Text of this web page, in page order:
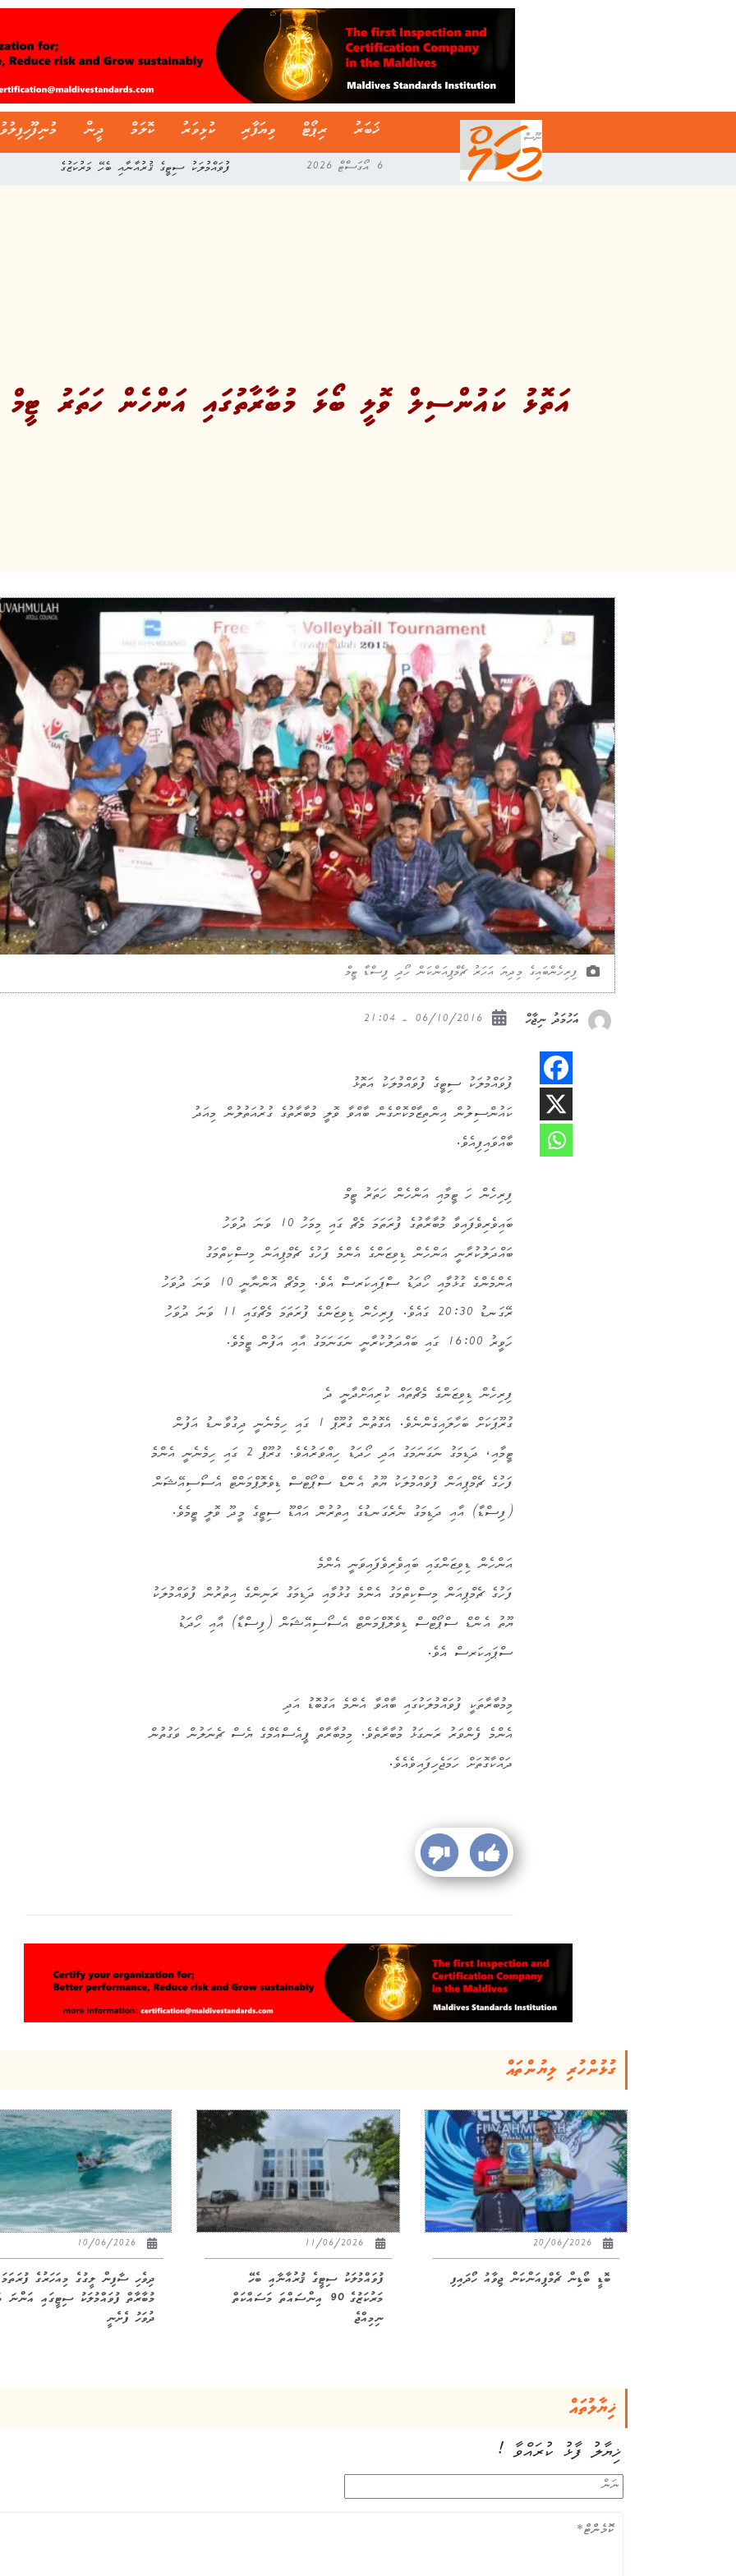
ޚަބަރު ރިޕޯޓް ވިޔަފާރި ކުޅިވަރު ކޮލަމް ދީން
6 އޯގަސްޓް 2026 ފުވައްމުލަކު ސިޓީގެ ޤުރުއާނާއި ބެހޭ މަރުކަޒުގެ
އަތޮޅު ކައުންސިލް ވޮލީ ބޯޅަ މުބާރާތުގައި އަންހެން ހަތަރު
ފިރިހެންބައިގެ މިދިޔަ އަހަރު ޗެމްޕިއަންކަން ހޯދި ފިސްޑާ ޓީމް
އަހުމަދު ނިޖާހް
ފުވައްމުލަކު ސިޓީގެ ފުވައްމުލަކު އަތޮޅު
ކައުންސިލުން އިންތިޒާމްކޮށްގެން ބާއްވާ ވޮލީ މުބާރާތުގެ ގުރުއަތުލުން މިއަދު
ބާއްވައިފިއެވެ.
ފިރިހެން ހަ ޓީމާއި އަންހެން ހަތަރު ޓީމް
ބައިވެރިވެފައިވާ މުބާރާތުގެ ފުރަތަމަ މެޗް ގައި މިމަހު 10 ވަނަ ދުވަހު
ބައްދަލުކުރާނީ އަންހެން ޑިވިޒަންގެ އެންމެ ފަހުގެ ޗެމްޕިއަން މިސްކިތްމަގު
އެންމެންގެ ގުޅުމާއި ހޯދަޑު ސްޕައިކަރސް އެވެ. މިމެޗް އޮންނާނީ 10 ވަނަ ދުވަހު
ރޭގަނޑު 20:30 ގައެވެ. ފިރިހެން ޑިވިޒަންގެ ފުރަތަމަ މެޗްގައި 11 ވަނަ ދުވަހު
ހަވީރު 16:00 ގައި ބައްދަލުކުރާނީ ނަގަނަމަގު އާއި އަފުން ޓީމެވެ.
ފިރިހެން ޑިވިޒަންގެ މެޗްތައް ކުރިއަށްދާނީ ދެ
ގުރޫޕަކަށް ބަހާލައިގެންނެވެ. އެގޮތުން ގުރޫޕް 1 ގައި ހިމެނެނީ ދިގުވާނޑު އަފުން
ޓީމާއި، ދަޑިމަގު ނަގަނަމަގު އަދި ހޯދަޑު ހިއްވަރުއެވެ. ގުރޫޕް 2 ގައި ހިމެނެނީ އެންމެ
ފަހުގެ ޗެމްޕިއަން ފުވައްމުލަކު ޔޫތު އެންޑް ސްޕޯޓްސް ޑިވެލޮޕްމަންޓް އެސޯސިއޭޝަން
(ފިސްޑާ) އާއި ދަޑިމަގު ނެރެގަނޑުގެ އިތުރުން އައްޑޫ ސިޓީގެ މީދޫ ވޮލީ ޓީމެވެ.
އަންހެން ޑިވިޒަންގައި ބައިވެރިވެފައިވަނީ އެންމެ
ފަހުގެ ޗެމްޕިއަން މިސްކިތްމަގު އެންމެ ގުޅުމާއި ދަޑިމަގު ރަނިންގެ އިތުރުން ފުވައްމުލަކު
ޔޫތު އެންޑް ސްޕޯޓްސް ޑިވެލޮޕްމަންޓް އެސޯސިއޭޝަން (ފިސްޑާ) އާއި ހޯދަޑު
ސްޕައިކަރސް އެވެ.
މިމުބާރާތަކީ ފުވައްމުލަކުގައި ބާއްވާ އެންމެ އަގުބޮޑު އަދި
އެންމެ ފެންވަރު ރަނގަޅު މުބާރާތެވެ. މިމުބާރާތް ޕީއެސްއެމްގެ ޔެސް ޗެނަލުން ވަގުތުން
ދައްކާގޮތަށް ހަމަޖެހިފައިވެއެވެ.
ގުޅުންހުރި ލިޔުންތައް
20/06/2026
ބޮޑީ ބޯޑިން ޗެމްޕިއަންކަން ޖިވާއު ހޯދައިފި
ފުވައްމުލަކު ސިޓީގެ ޤުރުއާނާއި ބެހޭ
މަރުކަޒުގެ 90 އިންސައްތަ މަސައްކަތް
ނިމިއްޖެ
10/06/2026
ދިވެހި ސާފިން ލީގުގެ މިއަހަރުގެ ފުރަތަމަ
މުބާރާތް ފުވައްމުލަކު ސިޓީގައި އަންނަ
ދުވަހު ފެށެނީ
ޚިޔާލުތައް
ޚިޔާލު ފާޅު ކުރައްވާ !